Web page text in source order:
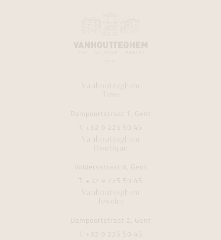
Vanhoutteghem
Time
Dampoortstraat 1, Gent
T. +32 9 225 50 45
Vanhoutteghem
Boutique
Voldersstraat 6, Gent
T. +32 9 225 50 45
Vanhoutteghem
Jewelry
Dampoortstraat 2, Gent
T. +32 9 225 50 45